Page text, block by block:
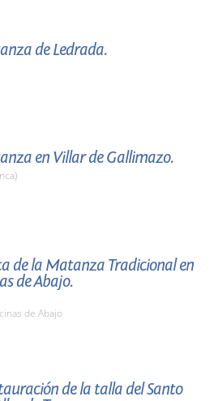
de Ledrada.
en Villar de Gallimazo.
de la Matanza Tradicional en
de Abajo.
de Abajo
de la talla del Santo